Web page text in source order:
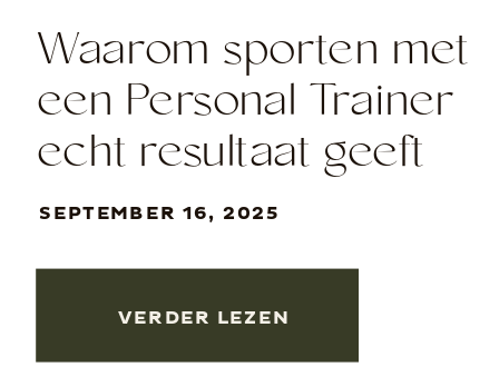
SEPTEMBER 16, 2025
Waarom sporten met
een Personal Trainer
echt resultaat geeft
en jouw leven
verandert!
VERDER LEZEN